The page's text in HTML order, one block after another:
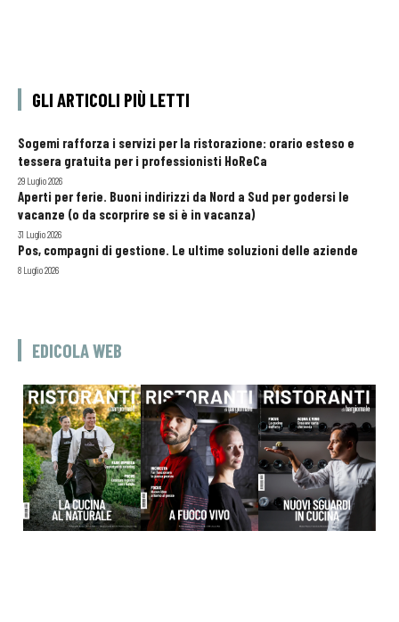
GLI ARTICOLI PIÙ LETTI
Sogemi rafforza i servizi per la ristorazione: orario esteso e
tessera gratuita per i professionisti HoReCa
29 Luglio 2026
Aperti per ferie. Buoni indirizzi da Nord a Sud per godersi le
vacanze (o da scorprire se si è in vacanza)
31 Luglio 2026
Pos, compagni di gestione. Le ultime soluzioni delle aziende
8 Luglio 2026
EDICOLA WEB